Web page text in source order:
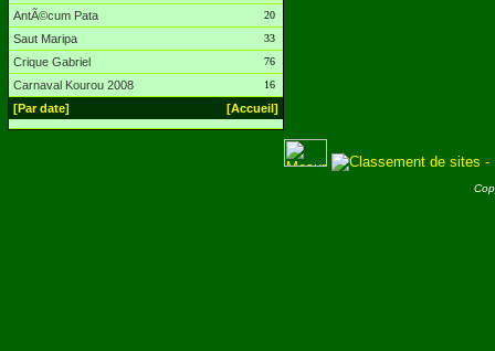
AntÃ©cum Pata 20
Saut Maripa 33
Crique Gabriel 76
Carnaval Kourou 2008 16
[Par date] [Accueil]